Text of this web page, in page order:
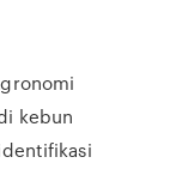
kebun